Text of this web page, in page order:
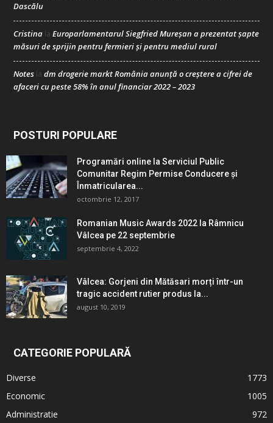
Dascălu
Cristina la Europarlamentarul Siegfried Mureșan a prezentat șapte
măsuri de sprijin pentru fermieri și pentru mediul rural
Notes la dm drogerie markt România anunță o creștere a cifrei de
afaceri cu peste 58% în anul financiar 2022 – 2023
POSTURI POPULARE
Programări online la Serviciul Public
Comunitar Regim Permise Conducere şi
Înmatricularea...
octombrie 12, 2017
Romanian Music Awards 2022 la Râmnicu
Vâlcea pe 22 septembrie
septembrie 4, 2022
Vâlcea: Gorjeni din Mătăsari morți într-un
tragic accident rutier produs la...
august 10, 2019
CATEGORIE POPULARĂ
Diverse
1773
Economic
1005
Administratie
972